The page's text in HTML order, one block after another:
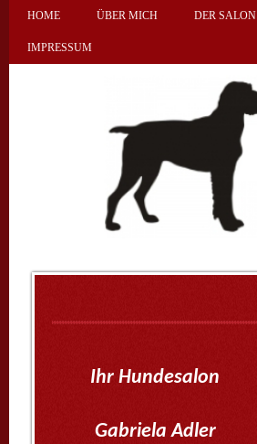
HOME ÜBER MICH DER SALON
IMPRESSUM
Ihr Hundesalon
Gabriela Adler